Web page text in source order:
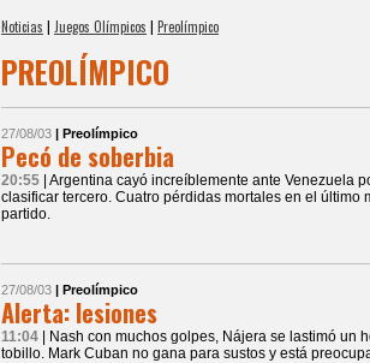
Noticias | Juegos Olímpicos | Preolímpico
PREOLÍMPICO
27/08/03 | Preolímpico
Pecó de soberbia
20:55 | Argentina cayó increíblemente ante Venezuela
clasificar tercero. Cuatro pérdidas mortales en el último
partido.
27/08/03 | Preolímpico
Alerta: lesiones
11:04
| Nash con muchos golpes, Nájera se lastimó un
tobillo. Mark Cuban no gana para sustos y está